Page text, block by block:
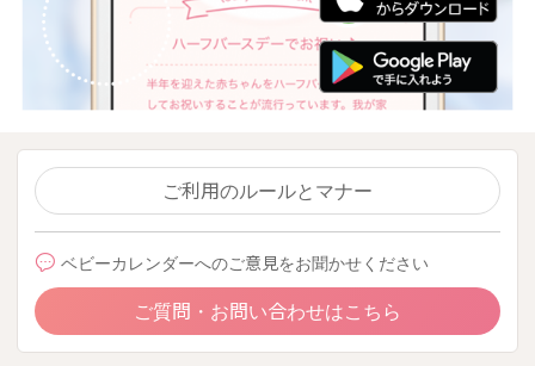
ご利用のルールとマナー
ベビーカレンダーへのご意見をお聞かせください
ご質問・お問い合わせはこちら